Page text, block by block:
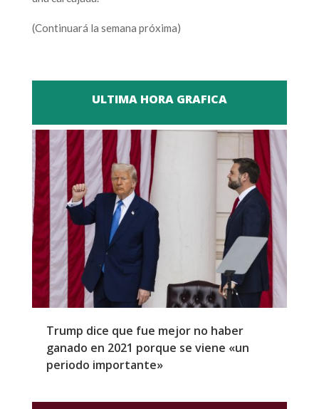
(Continuará la semana próxima)
ULTIMA HORA GRAFICA
Trump dice que fue mejor no haber
ganado en 2021 porque se viene «un
periodo importante»